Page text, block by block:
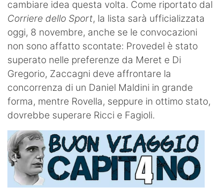
cambiare idea questa volta. Come riportato dal
Corriere dello Sport, la lista sarà ufficializzata
oggi, 8 novembre, anche se le convocazioni
non sono affatto scontate: Provedel è stato
superato nelle preferenze da Meret e Di
Gregorio, Zaccagni deve affrontare la
concorrenza di un Daniel Maldini in grande
forma, mentre Rovella, seppure in ottimo stato,
dovrebbe superare Ricci e Fagioli.